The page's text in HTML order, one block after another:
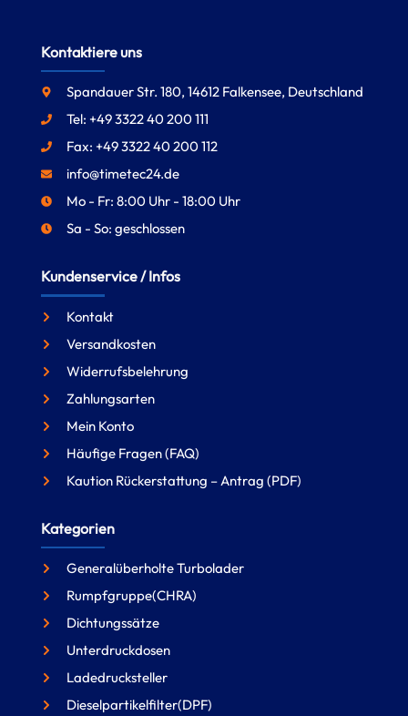
Kontaktiere uns
Spandauer Str. 180, 14612 Falkensee, Deutschland
Tel: +49 3322 40 200 111
Fax: +49 3322 40 200 112
info@timetec24.de
Mo - Fr: 8:00 Uhr - 18:00 Uhr
Sa - So: geschlossen
Kundenservice / Infos
Kontakt
Versandkosten
Widerrufsbelehrung
Zahlungsarten
Mein Konto
Häufige Fragen (FAQ)
Kaution Rückerstattung – Antrag (PDF)
Kategorien
Generalüberholte Turbolader
Rumpfgruppe(CHRA)
Dichtungssätze
Unterdruckdosen
Ladedrucksteller
Dieselpartikelfilter(DPF)